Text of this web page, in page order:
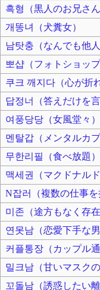
흑형（黒人のお兄さん
개똥녀（犬糞女）
남탓충（なんでも他
뽀샵（フォトショッ
쿠크 깨지다（心が折
답정너（答えだけを言
여풍당당（女風堂々）
멘탈갑（メンタルカプ
무한리필（食べ放題）
맥세권（マクドナル
N잡러（複数の仕事を
미존（途方もなく存
연못남（恋愛下手な男
커플통장（カップル通
밀크남（甘いマスクの
꼬돌남（誘惑したい離